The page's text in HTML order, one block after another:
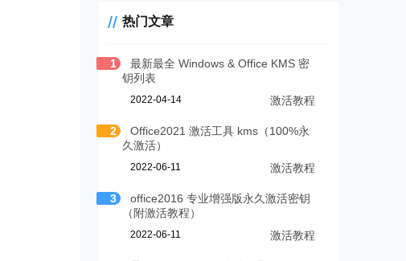
热门文章
1
最新最全 Windows & Office KMS 密
钥列表
2022-04-14 激活教程
2
Office2021 激活工具 kms（100%永
久激活）
2022-06-11 激活教程
3
office2016 专业增强版永久激活密钥
（附激活教程）
2022-06-11 激活教程